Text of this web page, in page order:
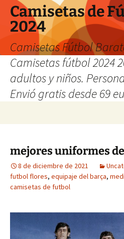
Camisetas de
2024
Camisetas Fútbol
Camisetas fútbol 2024
adultos y niños.
Envió gratis desde 69
mejores uniformes
8 de diciembre de 2021
futbol flores, equipaje del barça,
camisetas de futbol